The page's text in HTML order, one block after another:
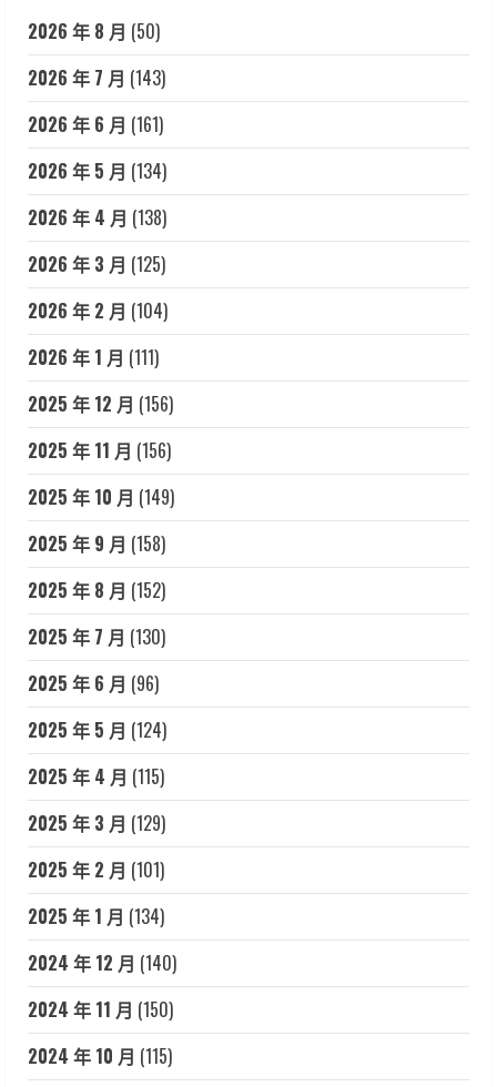
2026 年 8 月 (50)
2026 年 7 月 (143)
2026 年 6 月 (161)
2026 年 5 月 (134)
2026 年 4 月 (138)
2026 年 3 月 (125)
2026 年 2 月 (104)
2026 年 1 月 (111)
2025 年 12 月 (156)
2025 年 11 月 (156)
2025 年 10 月 (149)
2025 年 9 月 (158)
2025 年 8 月 (152)
2025 年 7 月 (130)
2025 年 6 月 (96)
2025 年 5 月 (124)
2025 年 4 月 (115)
2025 年 3 月 (129)
2025 年 2 月 (101)
2025 年 1 月 (134)
2024 年 12 月 (140)
2024 年 11 月 (150)
2024 年 10 月 (115)